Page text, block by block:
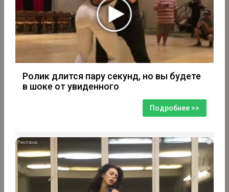
Ролик длится пару секунд, но вы будете
в шоке от увиденного
Подробнее >>
i